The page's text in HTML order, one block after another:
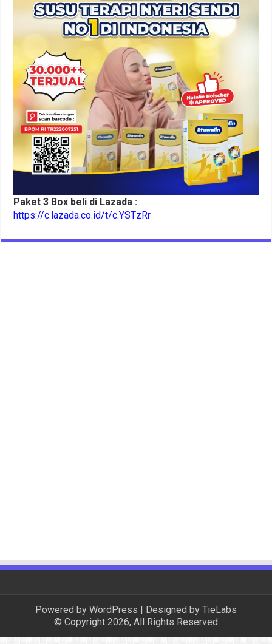
Paket 3 Box beli di Lazada :
https://c.lazada.co.id/t/c.YSTzRr
Powered by WordPress | Designed by TieLabs
© Copyright 2026, All Rights Reserved